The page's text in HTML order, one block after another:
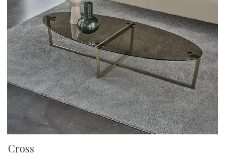
Cross